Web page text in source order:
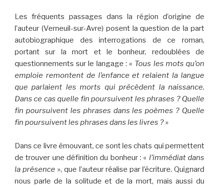
Les fréquents passages dans la région d’origine de
l’auteur (Verneuil-sur-Avre) posent la question de la part
autobiographique des interrogations de ce roman,
portant sur la mort et le bonheur, redoublées de
questionnements sur le langage : « Tous les mots qu’on
emploie remontent de l’enfance et relaient la langue
que parlaient les morts qui précèdent la naissance.
Dans ce cas quelle fin poursuivent les phrases ? Quelle
fin poursuivent les phrases dans les poèmes ? Quelle
fin poursuivent les phrases dans les livres ? »
Dans ce livre émouvant, ce sont les chats qui permettent
de trouver une définition du bonheur : « l’immédiat dans
la présence », que l’auteur réalise par l’écriture. Quignard
nous parle de la solitude et de la mort, mais aussi du